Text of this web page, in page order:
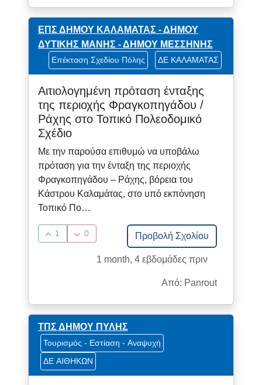
ΕΠΣ ΔΗΜΟΥ ΚΑΛΑΜΑΤΑΣ - ΔΗΜΟΥ
ΔΥΤΙΚΗΣ ΜΑΝΗΣ - ΔΗΜΟΥ ΜΕΣΣΗΝΗΣ
Επέκταση Σχεδίου Πόλης ΔΕ ΚΑΛΑΜΑΤΑΣ
Αιτιολογημένη πρόταση ένταξης
της περιοχής Φραγκοπηγάδου /
Ράχης στο Τοπικό Πολεοδομικό
Σχέδιο
Με την παρούσα επιθυμώ να υποβάλω
πρόταση για την ένταξη της περιοχής
Φραγκοπηγάδου – Ράχης, βόρεια του
Κάστρου Καλαμάτας, στο υπό εκπόνηση
Τοπικό Πο…
1 0 Προβολή Σχολίου
1 month, 4 εβδομάδες πριν
Από: Panrout
ΤΠΣ ΔΗΜΟΥ ΠΥΛΗΣ
Τουρισμός - Εστίαση - Αναψυχή
ΔΕ ΑΙΘΗΚΩΝ